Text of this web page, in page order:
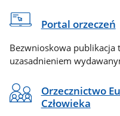
Portal orzeczeń
Bezwnioskowa publikacja
uzasadnieniem
Orzecznictwo
Człowieka